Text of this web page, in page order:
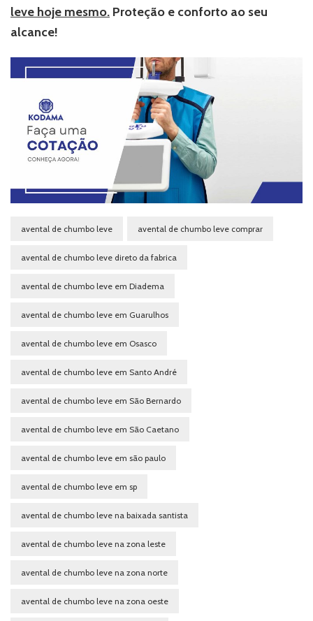
leve hoje mesmo. Proteção e conforto ao seu
alcance!
avental de chumbo leve avental de chumbo leve comprar
avental de chumbo leve direto da fabrica
avental de chumbo leve em Diadema
avental de chumbo leve em Guarulhos
avental de chumbo leve em Osasco
avental de chumbo leve em Santo André
avental de chumbo leve em São Bernardo
avental de chumbo leve em São Caetano
avental de chumbo leve em são paulo
avental de chumbo leve em sp
avental de chumbo leve na baixada santista
avental de chumbo leve na zona leste
avental de chumbo leve na zona norte
avental de chumbo leve na zona oeste